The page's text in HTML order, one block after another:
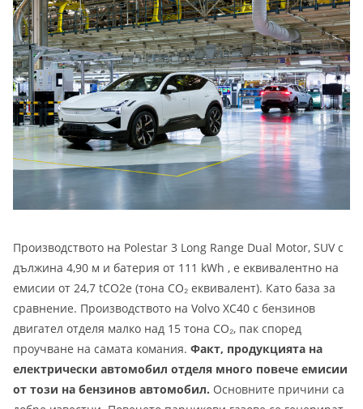
Производството на Polestar 3 Long Range Dual Motor, SUV с
дължина 4,90 м и батерия от 111 kWh , е еквивалентно на
емисии от 24,7 tCO2e (тона CO₂ еквивалент). Като база за
сравнение. Производството на Volvo XC40 с бензинов
двигател отделя малко над 15 тона CO₂, пак според
проучване на самата комания. Факт, продукцията на
електрически автомобил отделя много повече емисии
от този на бензинов автомобил. Основните причини са